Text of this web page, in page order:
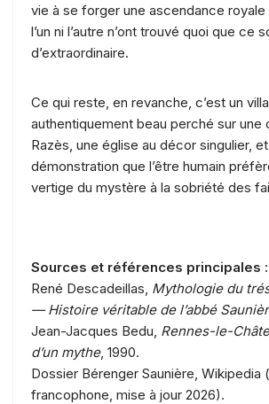
vie à se forger une ascendance royale
l’un ni l’autre n’ont trouvé quoi que ce
d’extraordinaire.
Ce qui reste, en revanche, c’est un
authentiquement beau perché sur une
Razès, une église au décor singulier,
démonstration que l’être humain
vertige du mystère à la sobriété des
Sources et références principales :
René Descadeillas, Mythologie du
— Histoire véritable de l’abbé
Jean-Jacques Bedu, Rennes-le-
d’un mythe, 1990.
Dossier Bérenger Saunière, Wikipedia
francophone, mise à jour 2026).